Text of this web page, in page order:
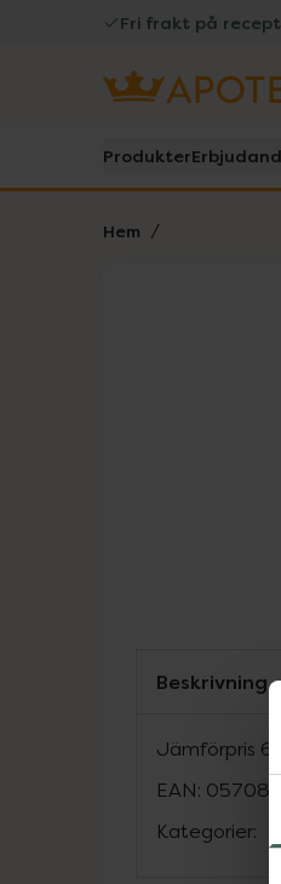
Fri frakt på
Produkter
Hem
Lista: .
Beskrivning
Jämförpris
EAN:
Kategorier: